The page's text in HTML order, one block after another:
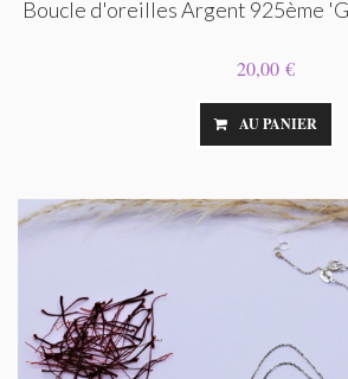
Boucle d'oreilles Argent 925ème
20,00 €
AU PANIER